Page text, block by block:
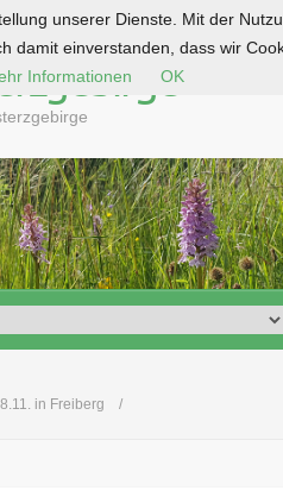
in Freiberg
unserer Dienste. Mit der
damit einverstanden, dass wir
Informationen OK